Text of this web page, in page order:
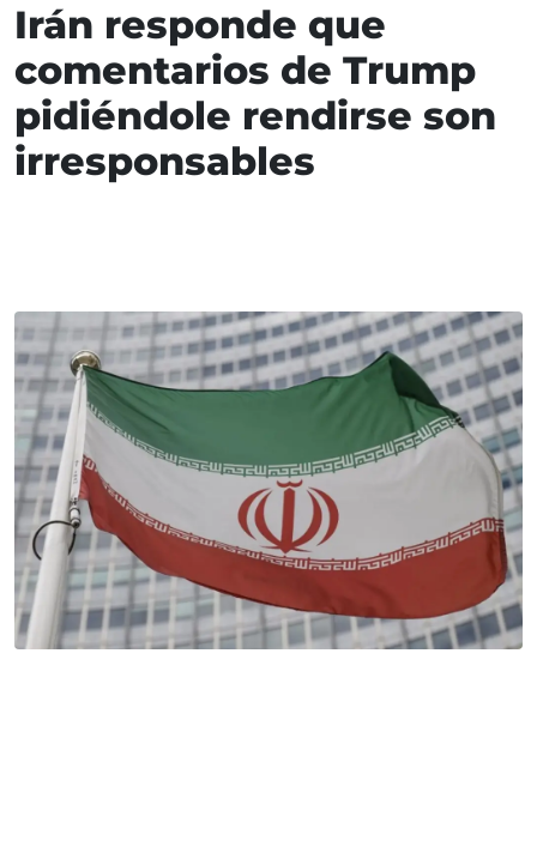
Irán responde que
comentarios de Trump
pidiéndole rendirse son
irresponsables